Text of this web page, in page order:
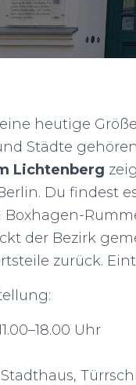
heutige
Städte
Lichtenberg
Du findest
der Bezirk
zurück.
Uhr